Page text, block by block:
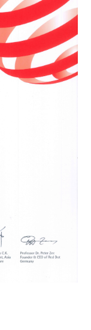
晶圆厚度/TTV/翘曲
自动测量设备 APS
系列